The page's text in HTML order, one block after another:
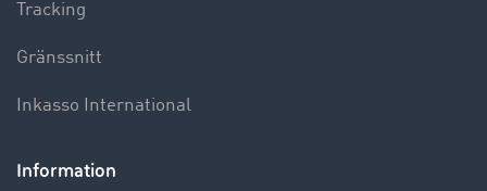
Tracking
Gränssnitt
Inkasso International
Information